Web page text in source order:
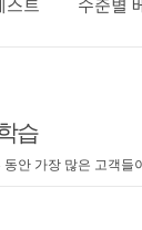
스트 수준별
습
동안 가장 많은 고객들